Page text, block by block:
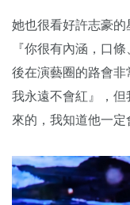
她也很看好許志豪
『你很有內涵，口
後在演藝圈的路會非
我永遠不會紅』，
來的，我知道他一定